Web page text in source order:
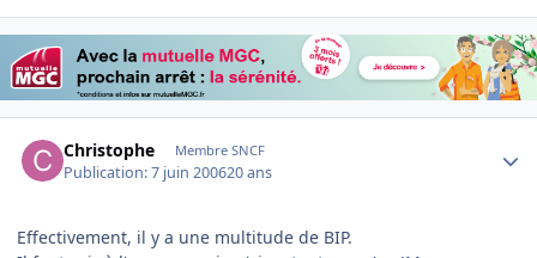
Christophe Membre SNCF
Publication:7 juin 200620 ans
Effectivement, il y a une multitude de BIP.